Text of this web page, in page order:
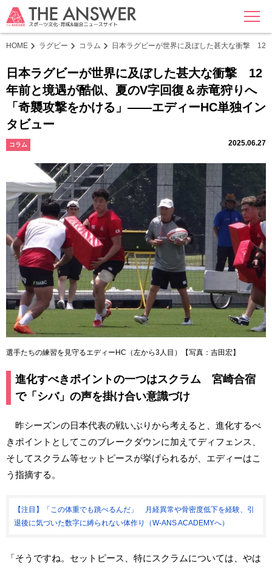
MENU
HOME ラグビー コラム 日本ラグビーが世界に及ぼした甚大な衝撃 12
日本ラグビーが世界に及ぼした甚大な衝撃 12
年前と境遇が酷似、夏のV字回復＆赤竜狩りへ
「奇襲攻撃をかける」――エディーHC単独イン
タビュー
コラム 2025.06.27
選手たちの練習を見守るエディーHC（左から3人目）【写真：吉田宏】
進化すべきポイントの一つはスクラム 宮崎合宿
で「シバ」の声を掛け合い意識づけ
昨シーズンの日本代表の戦いぶりから考えると、進化するべ
きポイントとしてこのブレークダウンに加えてディフェンス、
そしてスクラム等セットピースが挙げられるが、エディーはこ
う指摘する。
【注目】「この体重でも跳べるんだ」 月経異常や骨密度低下を経験、引
退後に気づいた数字に縛られない体作り（W-ANS ACADEMYへ）
「そうですね。セットピース、特にスクラムについては、やは